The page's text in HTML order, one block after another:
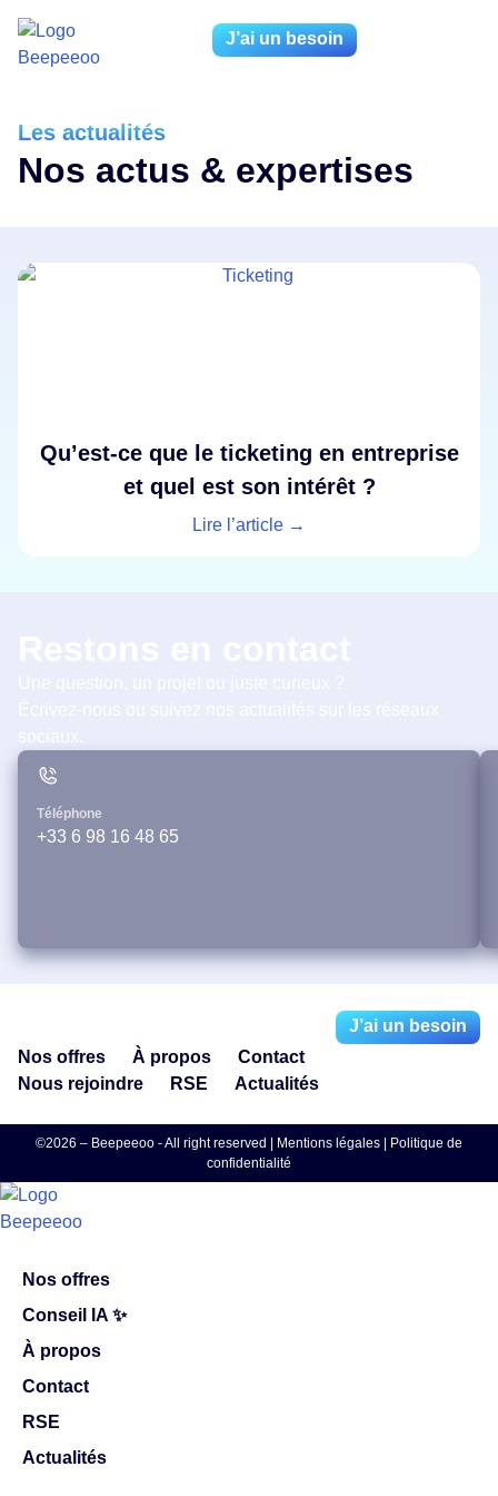
J’ai un besoin
Les actualités
Nos actus & expertises
Qu’est-ce que le ticketing en entreprise
et quel est son intérêt ?
Lire l’article →
Téléphone
+33 6 98 16 48 65
Nos offres À propos
Contact
Nous rejoindre
RSE Actualités
J’ai un besoin
©2026 – Beepeeoo - All right reserved | Mentions légales
Politique de
confidentialité
Nos offres
Conseil IA ✨
À propos
Contact
RSE
Actualités